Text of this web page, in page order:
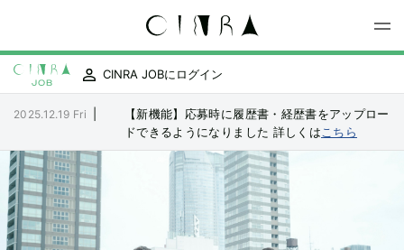
CINRA JOBにログイン
2025.12.19 Fri
【新機能】応募時に履歴書・経歴書をアップロー
ドできるようになりました 詳しくは こちら